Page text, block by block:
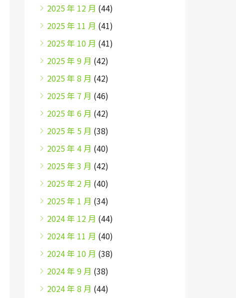
2025 年 12 月 (44)
2025 年 11 月 (41)
2025 年 10 月 (41)
2025 年 9 月 (42)
2025 年 8 月 (42)
2025 年 7 月 (46)
2025 年 6 月 (42)
2025 年 5 月 (38)
2025 年 4 月 (40)
2025 年 3 月 (42)
2025 年 2 月 (40)
2025 年 1 月 (34)
2024 年 12 月 (44)
2024 年 11 月 (40)
2024 年 10 月 (38)
2024 年 9 月 (38)
2024 年 8 月 (44)